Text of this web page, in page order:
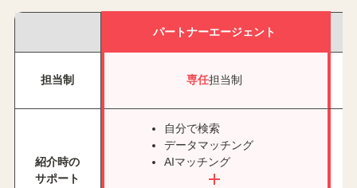
パートナーエージェント
担当制 専任担当制
紹介時の
サポート
自分で検索
データマッチング
AIマッチング